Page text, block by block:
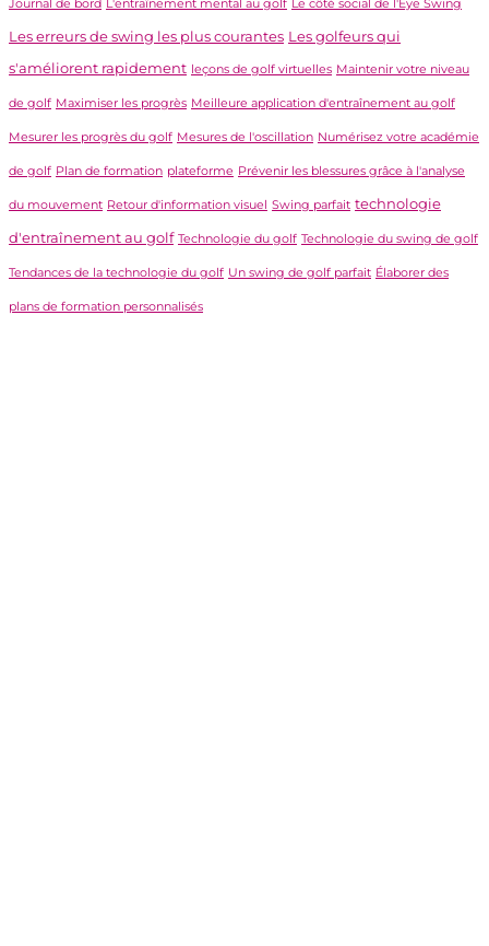
Journal de bord L'entraînement mental au golf Le côté social de l'Eye Swing
Les erreurs de swing les plus courantes Les golfeurs qui
s'améliorent rapidement leçons de golf virtuelles Maintenir votre niveau
de golf Maximiser les progrès Meilleure application d'entraînement au golf
Mesurer les progrès du golf Mesures de l'oscillation Numérisez votre académie
de golf Plan de formation plateforme Prévenir les blessures grâce à l'analyse
du mouvement Retour d'information visuel Swing parfait technologie
d'entraînement au golf Technologie du golf Technologie du swing de golf
Tendances de la technologie du golf Un swing de golf parfait Élaborer des
plans de formation personnalisés